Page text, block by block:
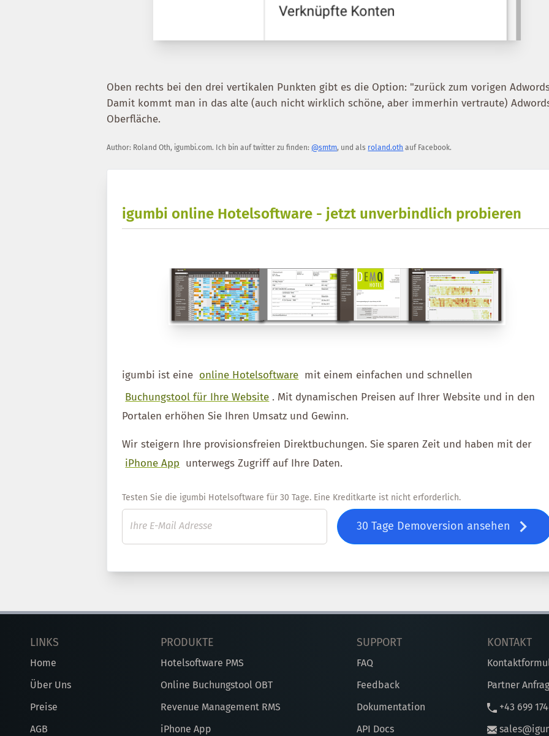
Oben rechts bei den drei vertikalen Punkten gibt es die Option: "zurück zum vorigen
Damit kommt man in das alte (auch nicht wirklich schöne, aber immerhin vertraute)
Oberfläche.
Author: Roland Oth, igumbi.com. Ich bin auf twitter zu finden: @smtm, und als roland.oth auf Facebook.
igumbi online Hotelsoftware - jetzt unverbindlich probieren
igumbi ist eine online Hotelsoftware mit einem einfachen und schnellen
Buchungstool für Ihre Website . Mit dynamischen Preisen auf Ihrer Website und in den
Portalen erhöhen Sie Ihren Umsatz und Gewinn.
Wir steigern Ihre provisionsfreien Direktbuchungen. Sie sparen Zeit und haben mit der
iPhone App unterwegs Zugriff auf Ihre Daten.
Testen Sie die igumbi Hotelsoftware für 30 Tage. Eine Kreditkarte ist nicht erforderlich.
30 Tage Demoversion ansehen
LINKS
Home
Über Uns
Preise
AGB
PRODUKTE
Hotelsoftware PMS
Online Buchungstool OBT
Revenue Management RMS
iPhone App
SUPPORT
FAQ
Feedback
Dokumentation
API Docs
KONTAKT
Partner
+43 699